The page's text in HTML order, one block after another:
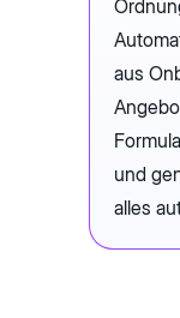
aus
und
alles